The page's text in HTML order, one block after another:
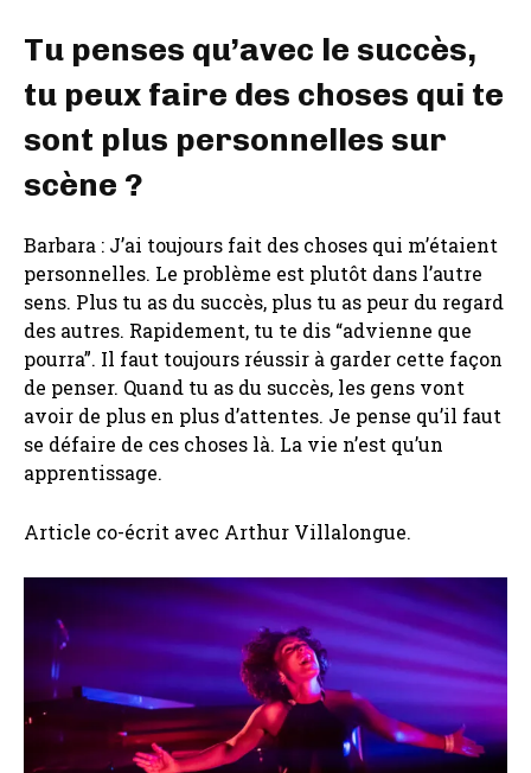
Tu penses qu’avec le succès,
tu peux faire des choses qui te
sont plus personnelles sur
scène ?
Barbara : J’ai toujours fait des choses qui m’étaient
personnelles. Le problème est plutôt dans l’autre
sens. Plus tu as du succès, plus tu as peur du regard
des autres. Rapidement, tu te dis “advienne que
pourra”. Il faut toujours réussir à garder cette façon
de penser. Quand tu as du succès, les gens vont
avoir de plus en plus d’attentes. Je pense qu’il faut
se défaire de ces choses là. La vie n’est qu’un
apprentissage.
Article co-écrit avec Arthur Villalongue.